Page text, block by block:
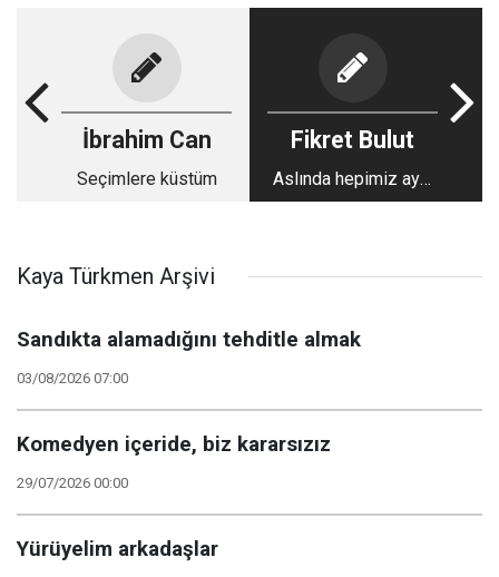
İbrahim Can
Seçimlere küstüm
Fikret Bulut
Aslında hepimiz aynı
mahallenin
Kaya Türkmen Arşivi
Sandıkta alamadığını tehditle almak
03/08/2026 07:00
Komedyen içeride, biz kararsızız
29/07/2026 00:00
Yürüyelim arkadaşlar